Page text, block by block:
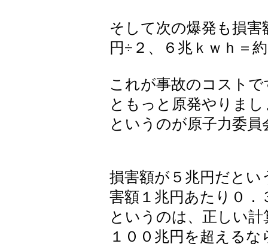
そして次の爆発も損
円÷２、６兆ｋｗｈ＝
これが事故のコスト
ともっと原発やりま
というのが原子力委
損害額が５兆円だと
害額１兆円あたり０．
というのは、正しい
１００兆円を超える